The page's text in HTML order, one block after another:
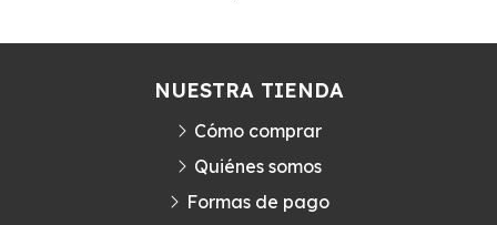
NUESTRA TIENDA
Cómo comprar
Quiénes somos
Formas de pago